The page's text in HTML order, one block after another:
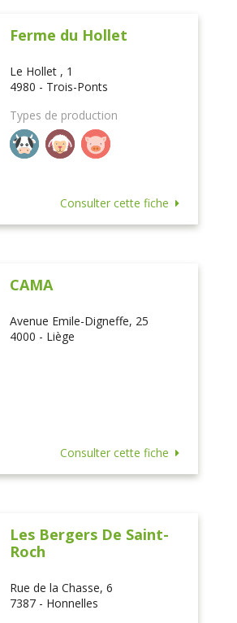
Ferme du Hollet
Le Hollet , 1
4980 - Trois-Ponts
Types de production
Consulter cette fiche
CAMA
Avenue Emile-Digneffe, 25
4000 - Liège
Consulter cette fiche
Les Bergers De Saint-
Roch
Rue de la Chasse, 6
7387 - Honnelles